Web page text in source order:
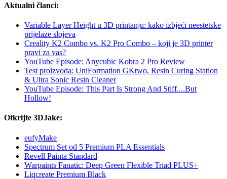
Aktualni članci:
Variable Layer Height u 3D printanju: kako izbjeći neestetske
prijelaze slojeva
Creality K2 Combo vs. K2 Pro Combo – koji je 3D printer
pravi za vas?
YouTube Episode: Anycubic Kobra 2 Pro Review
Test proizvoda: UniFormation GKtwo, Resin Curing Station
& Ultra Sonic Resin Cleaner
YouTube Episode: This Part Is Strong And Stiff....But
Hollow!
Otkrijte 3DJake:
eufyMake
Spectrum Set od 5 Premium PLA Essentials
Revell Painta Standard
Warpaints Fanatic: Deep Green Flexible Triad PLUS+
Liqcreate Premium Black